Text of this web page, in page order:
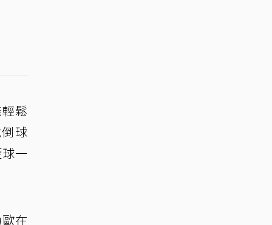
鬆
球
一
在